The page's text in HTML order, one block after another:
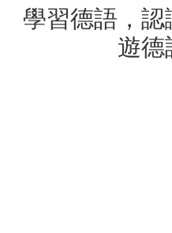
學習德語，
遊德